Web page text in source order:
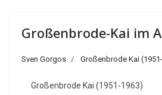
Großenbrode-Kai im
Sven Gorgos Großenbrode Kai
Großenbrode Kai (1951-1963)